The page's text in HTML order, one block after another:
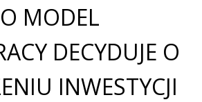
MODEL
DECYDUJE O
INWESTYCJI